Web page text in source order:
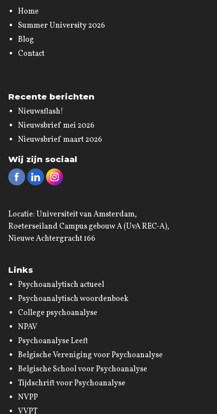
Home
Summer University 2026
Blog
Contact
Recente berichten
Nieuwsflash!
Nieuwsbrief mei 2026
Nieuwsbrief maart 2026
Wij zijn sociaal
Locatie: Universiteit van Amsterdam,
Roeterseiland Campus gebouw A (UvA REC-A),
Nieuwe Achtergracht 166
Links
Psychoanalytisch actueel
Psychoanalytisch woordenboek
College psychoanalyse
NPAV
Psychoanalyse Leeft
Belgische Vereniging voor Psychoanalyse
Belgische School voor Psychoanalyse
Tijdschrift voor Psychoanalyse
NVPP
VVPT